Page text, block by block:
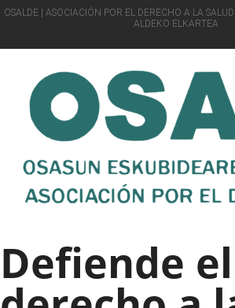
OSALDE | ASOCIACIÓN POR EL DERECHO A LA
ALDEKO ELKARTEA
Defiende el